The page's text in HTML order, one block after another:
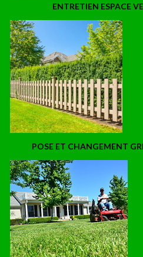
ENTRETIEN ESPACE
POSE ET CHANGEMENT